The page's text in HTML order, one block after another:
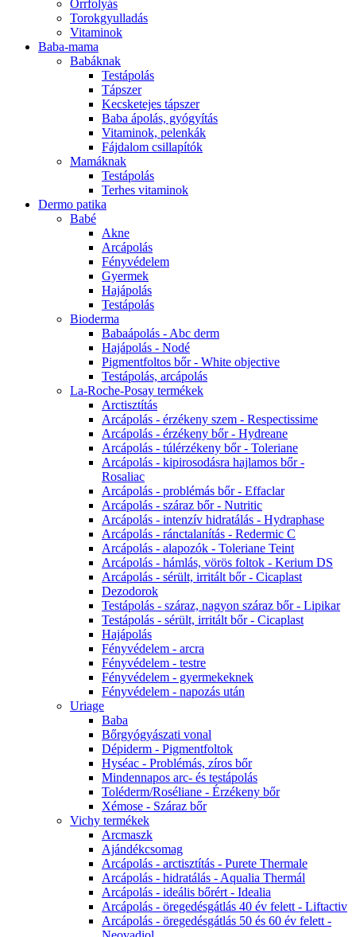
Orrfolyás
Torokgyulladás
Vitaminok
Baba-mama
Babáknak
Testápolás
Tápszer
Kecsketejes tápszer
Baba ápolás, gyógyítás
Vitaminok, pelenkák
Fájdalom csillapítók
Mamáknak
Testápolás
Terhes vitaminok
Dermo patika
Babé
Akne
Arcápolás
Fényvédelem
Gyermek
Hajápolás
Testápolás
Bioderma
Babaápolás - Abc derm
Hajápolás - Nodé
Pigmentfoltos bőr - White objective
Testápolás, arcápolás
La-Roche-Posay termékek
Arctisztítás
Arcápolás - érzékeny szem - Respectissime
Arcápolás - érzékeny bőr - Hydreane
Arcápolás - túlérzékeny bőr - Toleriane
Arcápolás - kipirosodásra hajlamos bőr -
Rosaliac
Arcápolás - problémás bőr - Effaclar
Arcápolás - száraz bőr - Nutritic
Arcápolás - intenzív hidratálás - Hydraphase
Arcápolás - ránctalanítás - Redermic C
Arcápolás - alapozók - Toleriane Teint
Arcápolás - hámlás, vörös foltok - Kerium DS
Arcápolás - sérült, irritált bőr - Cicaplast
Dezodorok
Testápolás - száraz, nagyon száraz bőr - Lipikar
Testápolás - sérült, irritált bőr - Cicaplast
Hajápolás
Fényvédelem - arcra
Fényvédelem - testre
Fényvédelem - gyermekeknek
Fényvédelem - napozás után
Uriage
Baba
Bőrgyógyászati vonal
Dépiderm - Pigmentfoltok
Hyséac - Problémás, zíros bőr
Mindennapos arc- és testápolás
Toléderm/Roséliane - Érzékeny bőr
Xémose - Száraz bőr
Vichy termékek
Arcmaszk
Ajándékcsomag
Arcápolás - arctisztítás - Purete Thermale
Arcápolás - hidratálás - Aqualia Thermál
Arcápolás - ideális bőrért - Idealia
Arcápolás - öregedésgátlás 40 év felett - Liftactiv
Arcápolás - öregedésgátlás 50 és 60 év felett -